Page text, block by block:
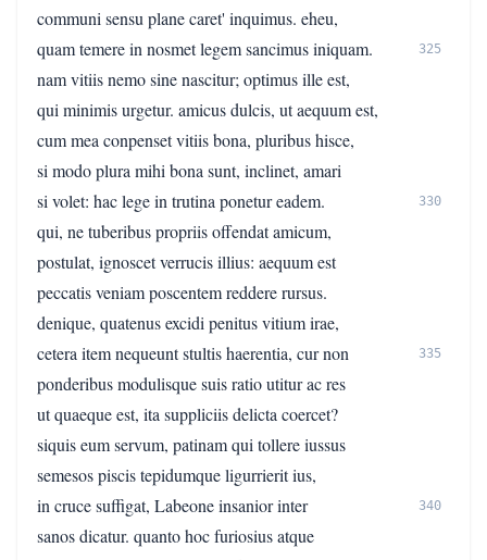
communi sensu plane caret' inquimus. eheu,
quam temere in nosmet legem sancimus iniquam.
325
nam vitiis nemo sine nascitur; optimus ille est,
qui minimis urgetur. amicus dulcis, ut aequum est,
cum mea conpenset vitiis bona, pluribus hisce,
si modo plura mihi bona sunt, inclinet, amari
si volet: hac lege in trutina ponetur eadem.
330
qui, ne tuberibus propriis offendat amicum,
postulat, ignoscet verrucis illius: aequum est
peccatis veniam poscentem reddere rursus.
denique, quatenus excidi penitus vitium irae,
cetera item nequeunt stultis haerentia, cur non
335
ponderibus modulisque suis ratio utitur ac res
ut quaeque est, ita suppliciis delicta coercet?
siquis eum servum, patinam qui tollere iussus
semesos piscis tepidumque ligurrierit ius,
in cruce suffigat, Labeone insanior inter
340
sanos dicatur. quanto hoc furiosius atque